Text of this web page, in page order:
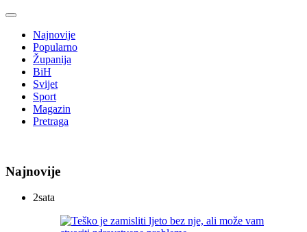
Najnovije
Popularno
Županija
BiH
Svijet
Sport
Magazin
Pretraga
Najnovije
2sata